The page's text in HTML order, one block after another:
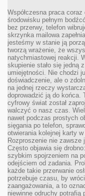
Współczesna praca
środowisku pełnym
bez przerwy, telefon
skrzynka mailowa
jesteśmy w stanie ją
tworzą wrażenie, że
natychmiastowej reakcji.
skupienie stało się jedną
umiejętności. Nie chodzi
doświadczenie, ale o
na jednej rzeczy
doprowadzić ją do końca.
cyfrowy świat został
walczyć o nasz czas.
nawet podczas prostych
sięgania po telefon,
otwierania kolejnej karty
Rozproszenie nie zawsze
Często objawia się
szybkim spojrzeniem na
odejściem od zadania.
każde takie przerwanie
potrzebuje czasu, by
zaangażowania, a to
niewinne odruchy potrafią